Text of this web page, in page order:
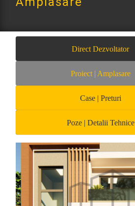
Direct Dezvoltator
Proiect | Amplasare
Case | Preturi
Poze | Detalii Tehnice